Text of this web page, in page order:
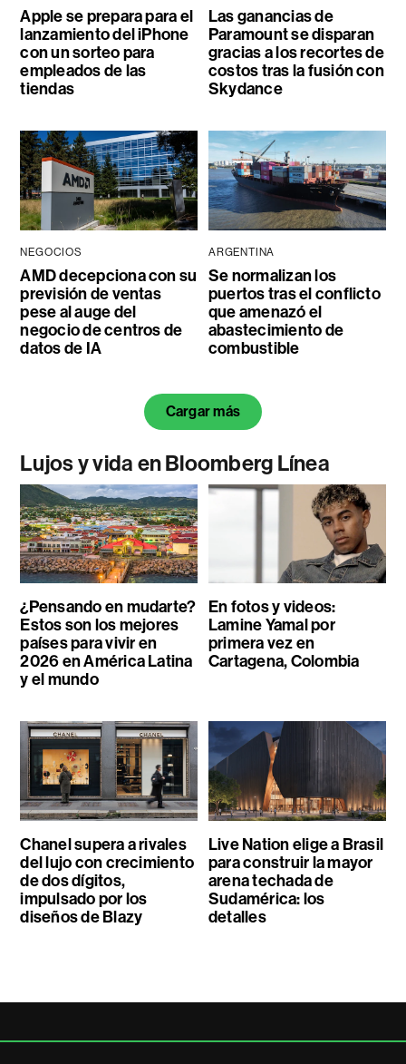
Apple se prepara para el
lanzamiento del iPhone
con un sorteo para
empleados de las
tiendas
Las ganancias de
Paramount se disparan
gracias a los recortes de
costos tras la fusión con
Skydance
NEGOCIOS
AMD decepciona con su
previsión de ventas
pese al auge del
negocio de centros de
datos de IA
ARGENTINA
Se normalizan los
puertos tras el conflicto
que amenazó el
abastecimiento de
combustible
Cargar más
Lujos y vida en Bloomberg Línea
¿Pensando en mudarte?
Estos son los mejores
países para vivir en
2026 en América Latina
y el mundo
En fotos y videos:
Lamine Yamal por
primera vez en
Cartagena, Colombia
Chanel supera a rivales
del lujo con crecimiento
de dos dígitos,
impulsado por los
diseños de Blazy
Live Nation elige a Brasil
para construir la mayor
arena techada de
Sudamérica: los
detalles